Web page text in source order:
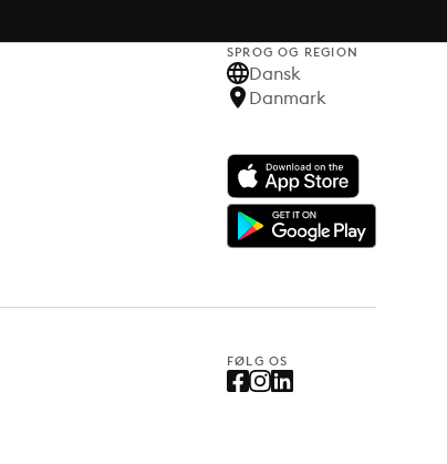
SPROG OG REGION
Dansk
Danmark
FØLG OS